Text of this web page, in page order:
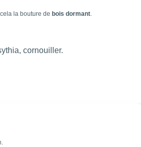
la bouture de bois dormant.
cornouiller.